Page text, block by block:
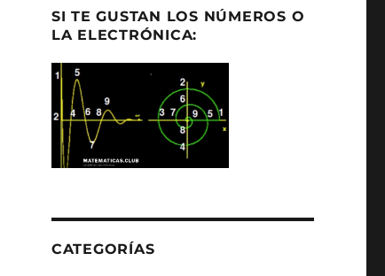
SI TE GUSTAN LOS NÚMEROS O
LA ELECTRÓNICA:
CATEGORÍAS